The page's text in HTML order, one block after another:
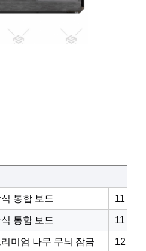
통합 보드 11
통합 보드 11
리미엄 나무 무늬 잠금
12